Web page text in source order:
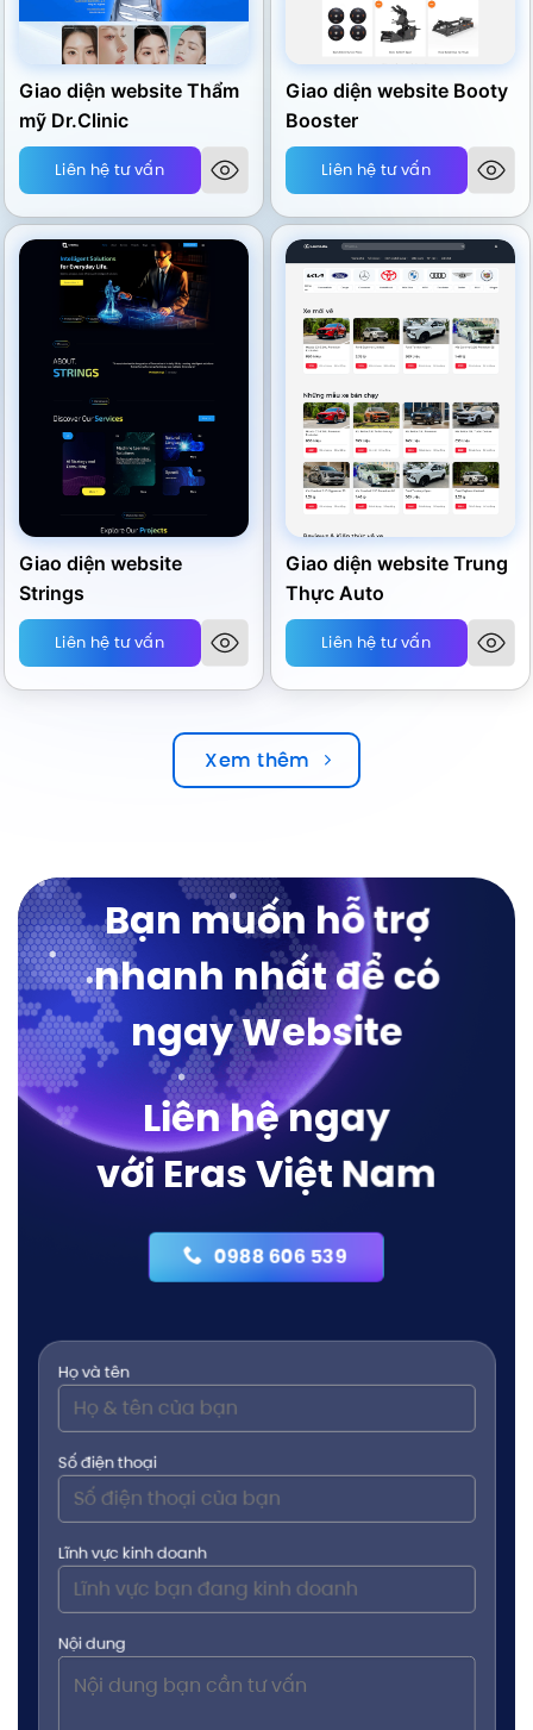
Giao diện website Thẩm
mỹ Dr.Clinic
Liên hệ tư vấn
Giao diện website Booty
Booster
Liên hệ tư vấn
Giao diện website
Strings
Liên hệ tư vấn
Giao diện website Trung
Thực Auto
Liên hệ tư vấn
Xem thêm
Bạn muốn hỗ trợ
nhanh nhất để có
ngay Website
Liên hệ ngay
với Eras Việt Nam
0988 606 539
Họ và tên
Số điện thoại
Lĩnh vực kinh doanh
Nội dung